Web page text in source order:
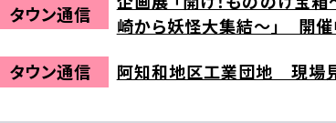
タウン通信
崎から妖怪大集結～」 開催
タウン通信
阿知和地区工業団地 現場